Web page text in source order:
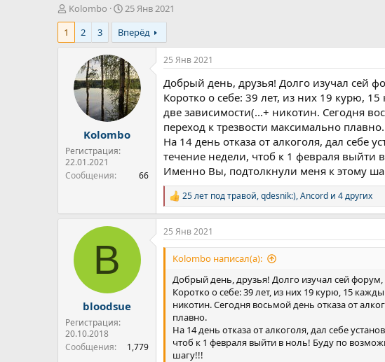
А
в
о
м
Kolombo
Д
а
т
а
н
а
ч
а
л
а
25 Янв 2021
1
2 3 Вперёд
Kolombo
Регистрация:
22.01.2021
Сообщения
66
25 Янв 2021
Добрый день, друзья! Долго изучал сей
Коротко о себе: 39 лет, из них 19 курю,
две зависимости(...+ никотин. Сегодня
переход к трезвости максимально плавно.
На 14 день отказа от алкоголя, дал себе
течение недели, чтоб к 1 февраля
Именно Вы, подтолкнули меня к этому
Р
е
а
к
ц
и
25 лет под травой,qdesnik:),Ancord и 4 других
B
bloodsue
Регистрация:
20.10.2018
Сообщения
1,779
25 Янв 2021
Kolombo написал(а):
Добрый день, друзья! Долго изучал сей
Коротко о себе: 39 лет, из них 19 курю, 15
никотин. Сегодня восьмой день отказа от
плавно.
На 14 день отказа от алкоголя, дал себе
чтоб к 1 февраля выйти в ноль! Буду по
шагу!!!